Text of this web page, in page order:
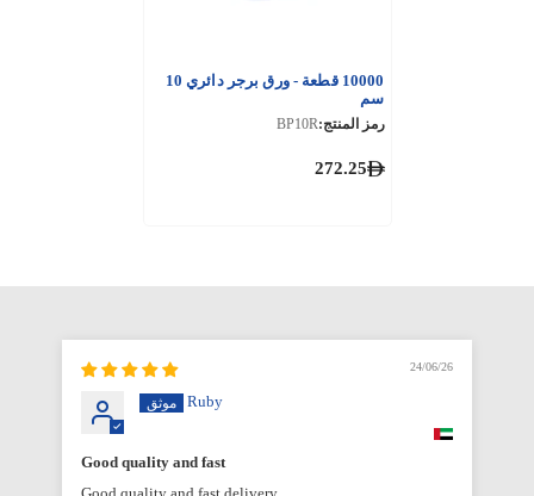
10000 قطعة - ورق برجر دائري 10
سم
رمز المنتج:BP10R
272.25
24/06/26
Ruby
Good quality and fast